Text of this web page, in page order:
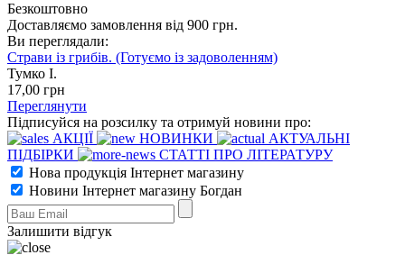
Безкоштовно
Доставляємо замовлення від 900 грн.
Ви переглядали:
Страви із грибів. (Готуємо із задоволенням)
Тумко І.
17,00 грн
Переглянути
Підписуйся на розсилку та отримуй новини про:
АКЦІЇ
НОВИНКИ
АКТУАЛЬНІ
ПІДБІРКИ
СТАТТІ ПРО ЛІТЕРАТУРУ
Нова продукція Інтернет магазину
Новини Інтернет магазину Богдан
Залишити відгук